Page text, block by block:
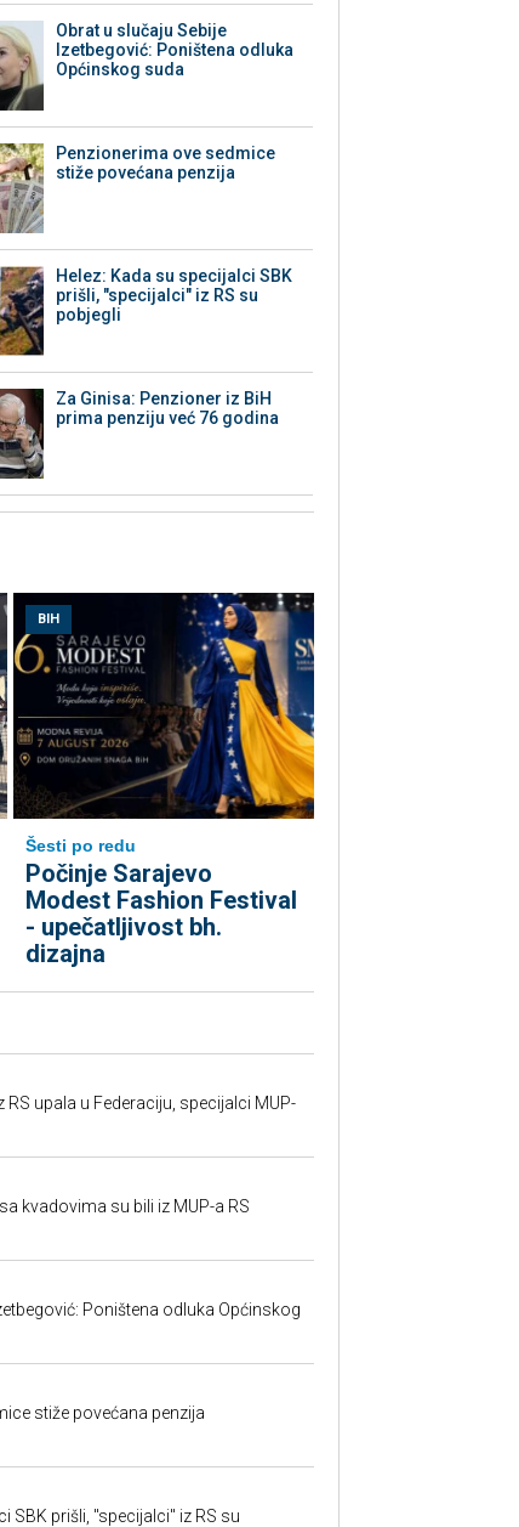
Obrat u slučaju Sebije
Izetbegović: Poništena odluka
Općinskog suda
Penzionerima ove sedmice
stiže povećana penzija
Helez: Kada su specijalci SBK
prišli, "specijalci" iz RS su
pobjegli
Za Ginisa: Penzioner iz BiH
prima penziju već 76 godina
BIH
Šesti po redu
Počinje Sarajevo
Modest Fashion Festival
- upečatljivost bh.
dizajna
upala u Federaciju, specijalci MUP-
kvadovima su bili iz MUP-a RS
Poništena odluka Općinskog
stiže povećana penzija
SBK prišli, "specijalci" iz RS su